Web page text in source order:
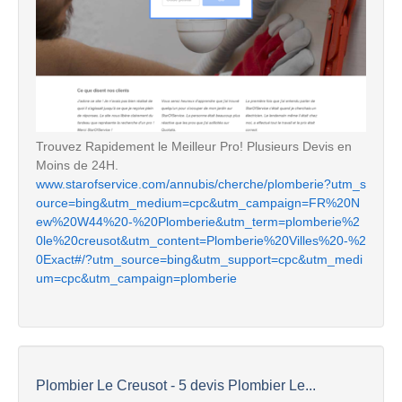
Trouvez Rapidement le Meilleur Pro! Plusieurs Devis en
Moins de 24H.
www.starofservice.com/annubis/cherche/plomberie?utm_s
ource=bing&utm_medium=cpc&utm_campaign=FR%20N
ew%20W44%20-%20Plomberie&utm_term=plomberie%2
0le%20creusot&utm_content=Plomberie%20Villes%20-%2
0Exact#/?utm_source=bing&utm_support=cpc&utm_medi
um=cpc&utm_campaign=plomberie
Plombier Le Creusot - 5 devis Plombier Le...